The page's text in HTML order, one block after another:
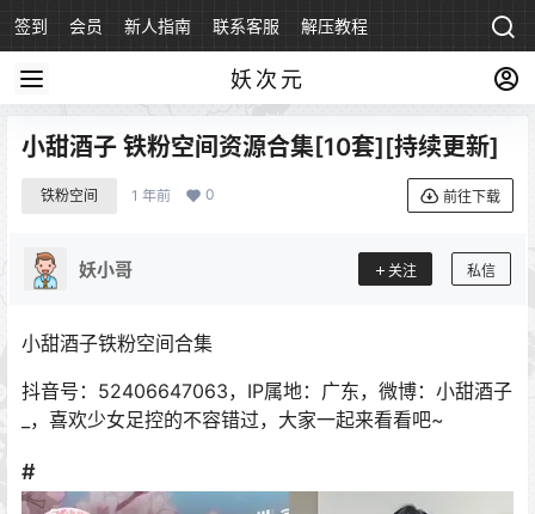
签到 会员 新人指南 联系客服 解压教程
妖次元
小甜酒子 铁粉空间资源合集[10套][持续更新]
铁粉空间 1 年前 0 前往下载
妖小哥 关注 私信
小甜酒子铁粉空间合集
抖音号：52406647063，IP属地：广东，微博：小甜酒子
_，喜欢少女足控的不容错过，大家一起来看看吧~